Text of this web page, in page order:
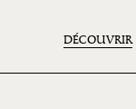
DÉCOUVRIR